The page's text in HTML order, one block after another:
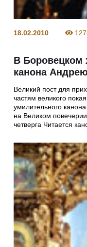
18.02.2010
В Боровецком
канона
Великий пост для
частям великого
умилительного
на Великом
четверга Читается